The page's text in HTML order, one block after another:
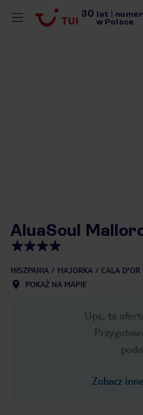
30 lat numer
w Polsce
AluaSoul
HISZPANIA MAJORKA CALA D’OR
POKAŻ NA MAPIE
Ups, ta
Zobacz